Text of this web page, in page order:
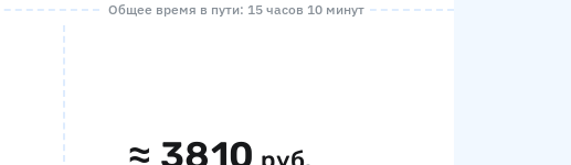
Общее время в пути: 15 часов 10 минут
≈ 3810